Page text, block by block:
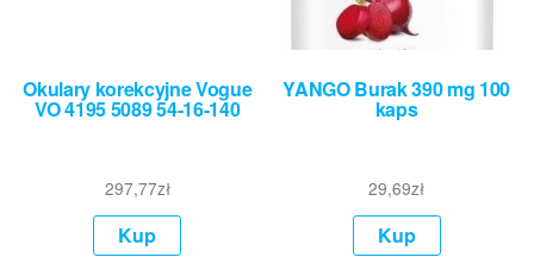
Okulary korekcyjne Vogue
VO 4195 5089 54-16-140
297,77zł
Kup
YANGO Burak 390 mg 100
kaps
29,69zł
Kup